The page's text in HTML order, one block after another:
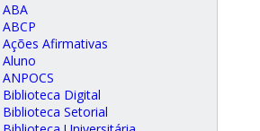
ABA
ABCP
Ações Afirmativas
Aluno
ANPOCS
Biblioteca Digital
Biblioteca Setorial